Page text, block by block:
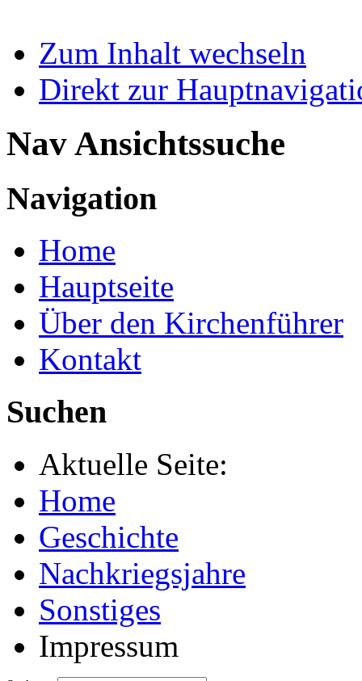
Zum Inhalt wechseln
Direkt zur
Nav Ansichtssuche
Navigation
Home
Hauptseite
Über den Kirchenführer
Kontakt
Suchen
Aktuelle Seite:
Home
Geschichte
Nachkriegsjahre
Sonstiges
Impressum